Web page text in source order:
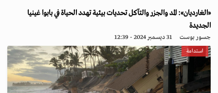
«الغارديان»: المد والجزر والتآكل تحديات بيئية تهدد الحياة في بابوا غينيا
الجديدة
جسور بوست 31 ديسمبر 2024 - 12:39
استدامة